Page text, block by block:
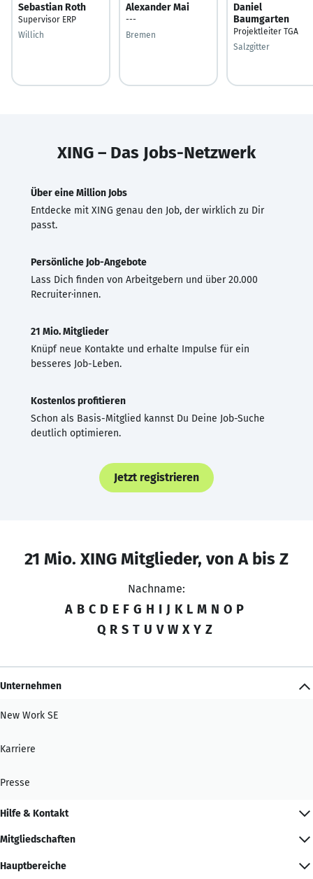
Sebastian Roth
Supervisor ERP
Willich
Alexander Mai
---
Bremen
Daniel
Baumgarten
Projektleiter TGA
Salzgitter
XING – Das Jobs-Netzwerk
Über eine Million Jobs
Entdecke mit XING genau den Job, der wirklich zu Dir
passt.
Persönliche Job-Angebote
Lass Dich finden von Arbeitgebern und über 20.000
Recruiter·innen.
21 Mio. Mitglieder
Knüpf neue Kontakte und erhalte Impulse für ein
besseres Job-Leben.
Kostenlos profitieren
Schon als Basis-Mitglied kannst Du Deine Job-Suche
deutlich optimieren.
Jetzt registrieren
21 Mio. XING Mitglieder, von A bis Z
Nachname:
A B C D E F G H I J K L M N O P
Q R S T U V W X Y Z
Unternehmen
New Work SE
Karriere
Presse
Hilfe & Kontakt
Mitgliedschaften
Hauptbereiche